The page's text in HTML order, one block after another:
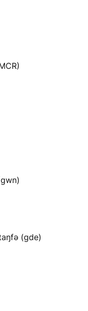
(gde)